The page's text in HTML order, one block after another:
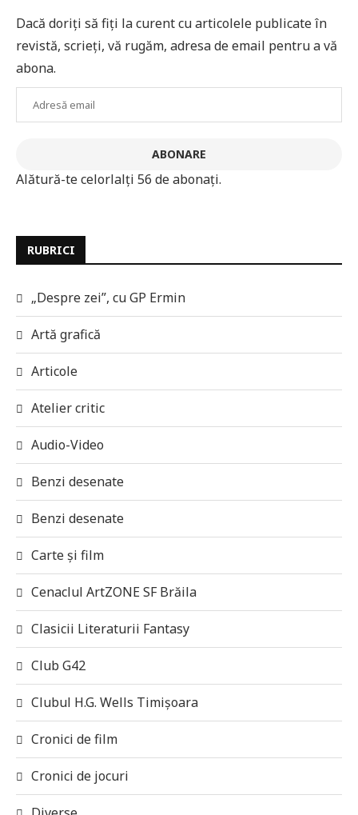
Dacă doriți să fiți la curent cu articolele publicate în
revistă, scrieți, vă rugăm, adresa de email pentru a vă
abona.
ABONARE
Alătură-te celorlalți 56 de abonați.
RUBRICI
„Despre zei”, cu GP Ermin
Artă grafică
Articole
Atelier critic
Audio-Video
Benzi desenate
Benzi desenate
Carte și film
Cenaclul ArtZONE SF Brăila
Clasicii Literaturii Fantasy
Club G42
Clubul H.G. Wells Timișoara
Cronici de film
Cronici de jocuri